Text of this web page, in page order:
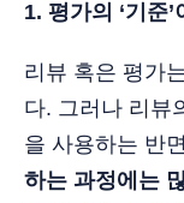
1. 평가의 ‘기준
리뷰 혹은 평가
다. 그러나 리뷰
을 사용하는 반
하는 과정에는